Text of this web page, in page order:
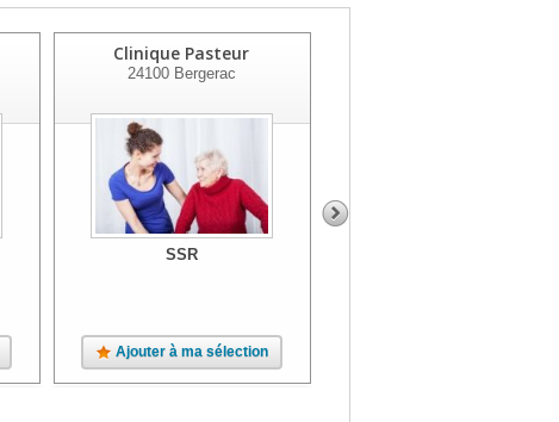
Clinique Pasteur
24100Bergerac
SSR
Ajouter à ma sélection